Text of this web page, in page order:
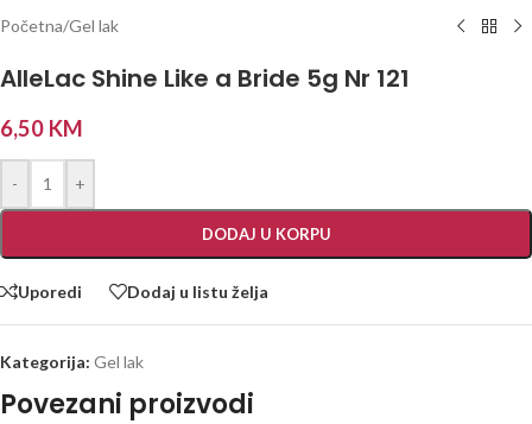
Početna/Gel lak
AlleLac Shine Like a Bride 5g Nr 121
6,50 KM
- +
DODAJ U KORPU
Uporedi Dodaj u listu želja
Kategorija: Gel lak
Povezani proizvodi